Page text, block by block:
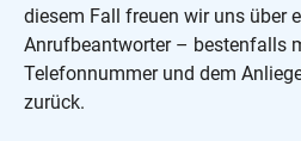
diesem Fall freuen wir uns über
Anrufbeantworter – bestenfalls
Telefonnummer und dem
zurück.